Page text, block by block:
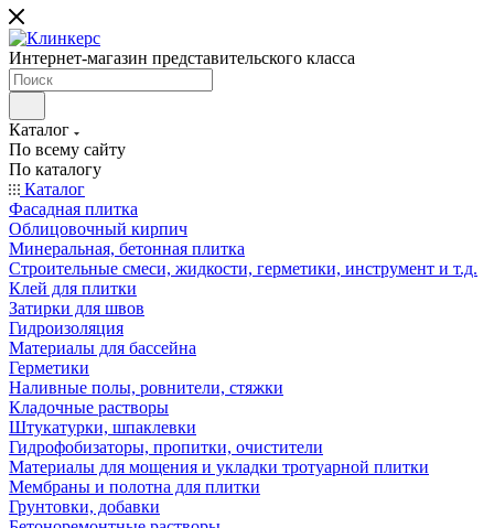
Интернет-магазин представительского класса
Каталог
По всему сайту
По каталогу
Каталог
Фасадная плитка
Облицовочный кирпич
Минеральная, бетонная плитка
Строительные смеси, жидкости, герметики, инструмент и т.д.
Клей для плитки
Затирки для швов
Гидроизоляция
Материалы для бассейна
Герметики
Наливные полы, ровнители, стяжки
Кладочные растворы
Штукатурки, шпаклевки
Гидрофобизаторы, пропитки, очистители
Материалы для мощения и укладки тротуарной плитки
Мембраны и полотна для плитки
Грунтовки, добавки